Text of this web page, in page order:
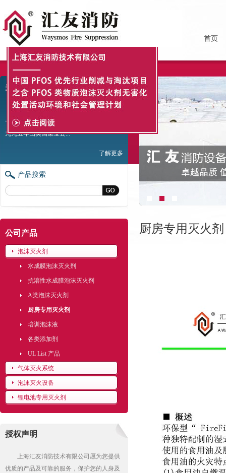
首页
关于我们
上海汇友消防技术有限公司（WFS）是
一家专业生产消防泡沫灭火剂的企业，于一
九九五年由英国集宝公...
了解更多
产品搜索
公司产品
泡沫灭火剂
水成膜泡沫灭火剂
抗溶性水成膜泡沫灭火剂
A类泡沫灭火剂
厨房专用灭火剂
培训泡沫液
各类添加剂
UL List 产品
气体灭火系统
泡沫灭火设备
锂电池专用灭火剂
授权声明
上海汇友消防技术有限公司愿为您提供
优质的产品及可靠的服务，保护您的人身及
厨房专用灭火剂